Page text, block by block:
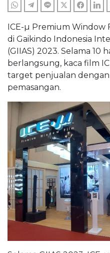
WHATSAPPTELEGRAM
LINE TWITTER
ICE-µ Premium Window
di Gaikindo Indonesia
(GIIAS) 2023. Selama 10
berlangsung, kaca film
target penjualan
pemasangan.